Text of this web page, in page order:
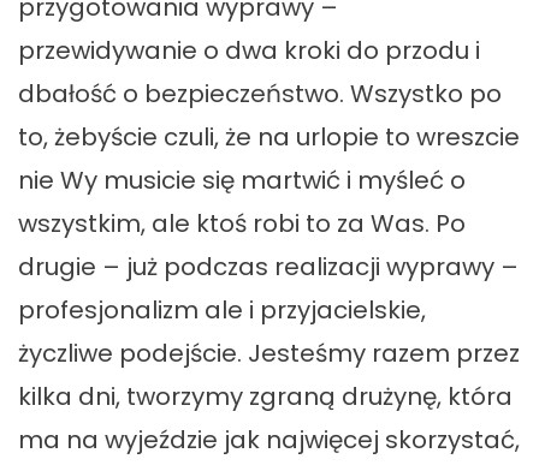
przygotowania wyprawy –
przewidywanie o dwa kroki do przodu i
dbałość o bezpieczeństwo. Wszystko po
to, żebyście czuli, że na urlopie to wreszcie
nie Wy musicie się martwić i myśleć o
wszystkim, ale ktoś robi to za Was. Po
drugie – już podczas realizacji wyprawy –
profesjonalizm ale i przyjacielskie,
życzliwe podejście. Jesteśmy razem przez
kilka dni, tworzymy zgraną drużynę, która
ma na wyjeździe jak najwięcej skorzystać,